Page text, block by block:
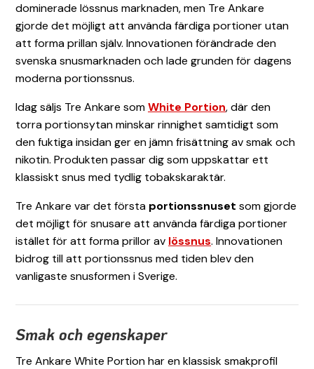
dominerade lössnus marknaden, men Tre Ankare
gjorde det möjligt att använda färdiga portioner utan
att forma prillan själv. Innovationen förändrade den
svenska snusmarknaden och lade grunden för dagens
moderna portionssnus.
Idag säljs Tre Ankare somWhite Portion, där den
torra portionsytan minskar rinnighet samtidigt som
den fuktiga insidan ger en jämn frisättning av smak och
nikotin. Produkten passar dig som uppskattar ett
klassiskt snus med tydlig tobakskaraktär.
Tre Ankare var det första portionssnuset som gjorde
det möjligt för snusare att använda färdiga portioner
istället för att forma prillor av lössnus. Innovationen
bidrog till att portionssnus med tiden blev den
vanligaste snusformen i Sverige.
Smak och egenskaper
Tre Ankare White Portion har en klassisk smakprofil